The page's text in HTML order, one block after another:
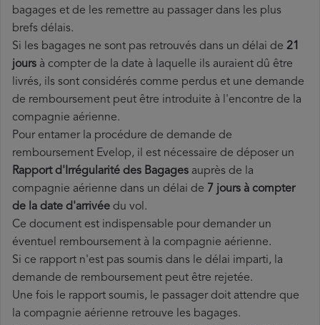
bagages et de les remettre au passager dans les plus
brefs délais.
Si les bagages ne sont pas retrouvés dans un délai de 21
jours à compter de la date à laquelle ils auraient dû être
livrés, ils sont considérés comme perdus et une demande
de remboursement peut être introduite à l'encontre de la
compagnie aérienne.
Pour entamer la procédure de demande de
remboursement Evelop, il est nécessaire de déposer un
Rapport d'Irrégularité des Bagages auprès de la
compagnie aérienne dans un délai de 7 jours à compter
de la date d'arrivée du vol.
Ce document est indispensable pour demander un
éventuel remboursement à la compagnie aérienne.
Si ce rapport n'est pas soumis dans le délai imparti, la
demande de remboursement peut être rejetée.
Une fois le rapport soumis, le passager doit attendre que
la compagnie aérienne retrouve les bagages.